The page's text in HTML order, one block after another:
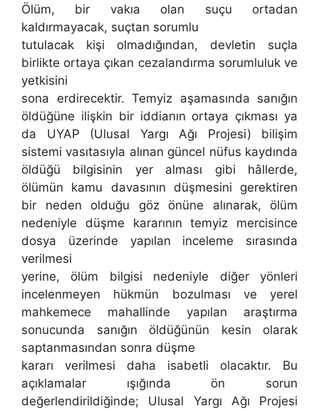
Ölüm, bir vakıa olan suçu ortadan
kaldırmayacak, suçtan sorumlu
tutulacak kişi olmadığından, devletin suçla
birlikte ortaya çıkan cezalandırma sorumluluk ve
yetkisini
sona erdirecektir. Temyiz aşamasında sanığın
öldüğüne ilişkin bir iddianın ortaya çıkması ya
da UYAP (Ulusal Yargı Ağı Projesi) bilişim
sistemi vasıtasıyla alınan güncel nüfus kaydında
öldüğü bilgisinin yer alması gibi hâllerde,
ölümün kamu davasının düşmesini gerektiren
bir neden olduğu göz önüne alınarak, ölüm
nedeniyle düşme kararının temyiz mercisince
dosya üzerinde yapılan inceleme sırasında
verilmesi
yerine, ölüm bilgisi nedeniyle diğer yönleri
incelenmeyen hükmün bozulması ve yerel
mahkemece mahallinde yapılan araştırma
sonucunda sanığın öldüğünün kesin olarak
saptanmasından sonra düşme
kararı verilmesi daha isabetli olacaktır. Bu
açıklamalar ışığında ön sorun
değerlendirildiğinde; Ulusal Yargı Ağı Projesi